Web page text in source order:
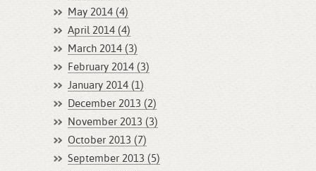
May 2014 (4)
April 2014 (4)
March 2014 (3)
February 2014 (3)
January 2014 (1)
December 2013 (2)
November 2013 (3)
October 2013 (7)
September 2013 (5)